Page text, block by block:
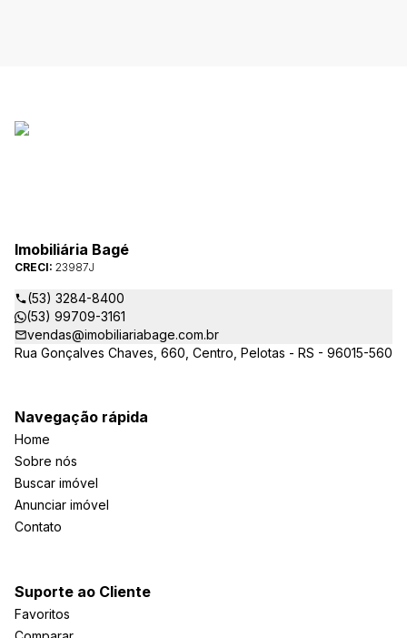
Imobiliária Bagé
CRECI: 23987J
(53) 3284-8400
(53) 99709-3161
vendas@imobiliariabage.com.br
Rua Gonçalves Chaves, 660, Centro, Pelotas - RS - 96015-560
Navegação rápida
Home
Sobre nós
Buscar imóvel
Anunciar imóvel
Contato
Suporte ao Cliente
Favoritos